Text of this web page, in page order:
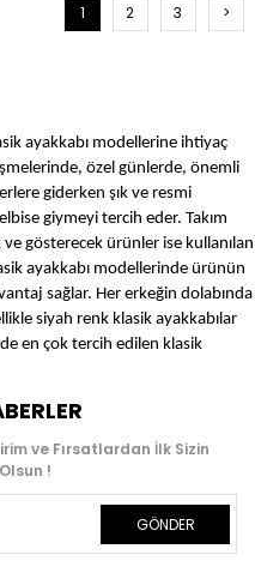
1 2 3 >
ayakkabı modellerine ihtiyaç
özel günlerde, önemli
giderken şık ve resmi
giymeyi tercih eder. Takım
gösterecek ürünler ise kullanılan
ayakkabı modellerinde ürünün
sağlar. Her erkeğin dolabında
siyah renk klasik ayakkabılar
en çok tercih edilen klasik
ve Fırsatlardan İlk Sizin
!
GÖNDER